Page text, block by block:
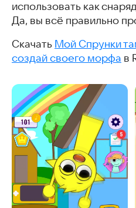
использовать как
Да, вы всё правильно
Скачать Мой Спрунки
создай своего морфа в